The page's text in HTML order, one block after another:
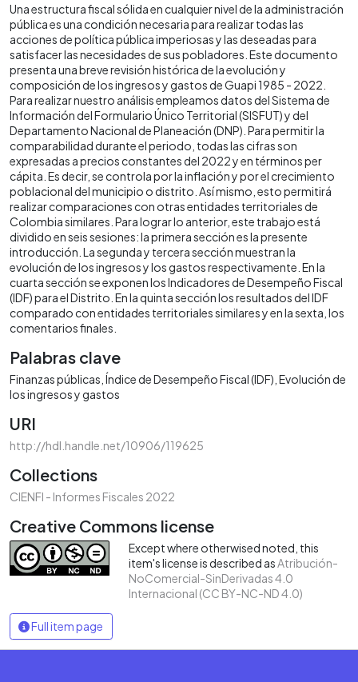
Una estructura fiscal sólida en cualquier nivel de la administración
pública es una condición necesaria para realizar todas las
acciones de política pública imperiosas y las deseadas para
satisfacer las necesidades de sus pobladores. Este documento
presenta una breve revisión histórica de la evolución y
composición de los ingresos y gastos de Guapi 1985 - 2022.
Para realizar nuestro análisis empleamos datos del Sistema de
Información del Formulario Único Territorial (SISFUT) y del
Departamento Nacional de Planeación (DNP). Para permitir la
comparabilidad durante el periodo, todas las cifras son
expresadas a precios constantes del 2022 y en términos per
cápita. Es decir, se controla por la inflación y por el crecimiento
poblacional del municipio o distrito. Así mismo, esto permitirá
realizar comparaciones con otras entidades territoriales de
Colombia similares. Para lograr lo anterior, este trabajo está
dividido en seis sesiones: la primera sección es la presente
introducción. La segunda y tercera sección muestran la
evolución de los ingresos y los gastos respectivamente. En la
cuarta sección se exponen los Indicadores de Desempeño Fiscal
(IDF) para el Distrito. En la quinta sección los resultados del IDF
comparado con entidades territoriales similares y en la sexta, los
comentarios finales.
Palabras clave
Finanzas públicas Índice de Desempeño Fiscal (IDF) Evolución de
los ingresos y gastos
URI
http://hdl.handle.net/10906/119625
Collections
CIENFI - Informes Fiscales 2022
Creative Commons license
Except where otherwised noted, this
item's license is described asAtribución-
NoComercial-SinDerivadas 4.0
Internacional (CC BY-NC-ND 4.0)
Full item page